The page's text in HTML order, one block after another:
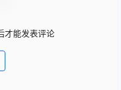
才能发表评论